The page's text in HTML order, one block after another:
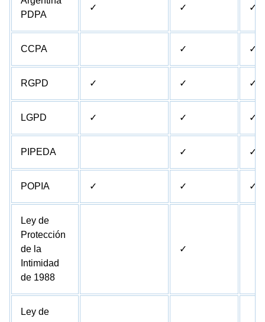
PDPA
✓ ✓ ✓
CCPA ✓ ✓
RGPD ✓ ✓ ✓
LGPD ✓ ✓ ✓
PIPEDA ✓ ✓
POPIA ✓ ✓ ✓
Ley de
Protección
de la
Intimidad
de 1988
✓
Ley de